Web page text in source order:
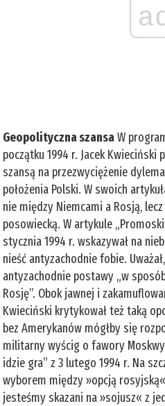
Geopolityczna szansaW
początku 1994 r. Jacek Kwieciński
szansą na przezwyciężenie
położenia Polski. W swoich
nie między Niemcami a Rosją,
posowiecką. W artykule
stycznia 1994 r. wskazywał na
nieść antyzachodnie fobie.
antyzachodnie postawy „w
Rosję”. Obok jawnej i
Kwieciński krytykował też taką
bez Amerykanów mógłby się
militarny wyścig o fawory
idzie gra” z 3 lutego 1994 r. Na
wyborem między »opcją
jesteśmy skazani na »sojusz« z